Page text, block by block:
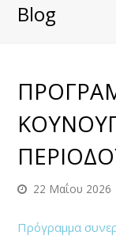
Blog
22 Μαΐου 2026
Πρόγραμμα